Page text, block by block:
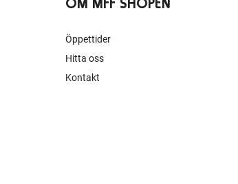
Öppettider
Hitta oss
Kontakt